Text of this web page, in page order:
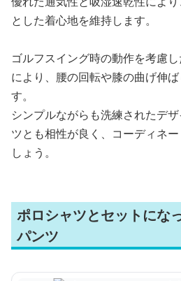
とした着心地を維持します。
ゴルフスイング時の動作を考慮
により、腰の回転や膝の曲げ伸
す。
シンプルながらも洗練されたデ
ツとも相性が良く、コーディネ
しょう。
ポロシャツとセットにな
パンツ